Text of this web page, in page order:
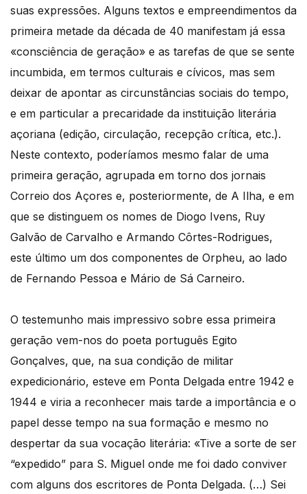
suas expressões. Alguns textos e empreendimentos da
primeira metade da década de 40 manifestam já essa
«consciência de geração» e as tarefas de que se sente
incumbida, em termos culturais e cívicos, mas sem
deixar de apontar as circunstâncias sociais do tempo,
e em particular a precaridade da instituição literária
açoriana (edição, circulação, recepção crítica, etc.).
Neste contexto, poderíamos mesmo falar de uma
primeira geração, agrupada em torno dos jornais
Correio dos Açores e, posteriormente, de A Ilha, e em
que se distinguem os nomes de Diogo Ivens, Ruy
Galvão de Carvalho e Armando Côrtes-Rodrigues,
este último um dos componentes de Orpheu, ao lado
de Fernando Pessoa e Mário de Sá Carneiro.
O testemunho mais impressivo sobre essa primeira
geração vem-nos do poeta português Egito
Gonçalves, que, na sua condição de militar
expedicionário, esteve em Ponta Delgada entre 1942 e
1944 e viria a reconhecer mais tarde a importância e o
papel desse tempo na sua formação e mesmo no
despertar da sua vocação literária: «Tive a sorte de ser
“expedido” para S. Miguel onde me foi dado conviver
com alguns dos escritores de Ponta Delgada. (…) Sei